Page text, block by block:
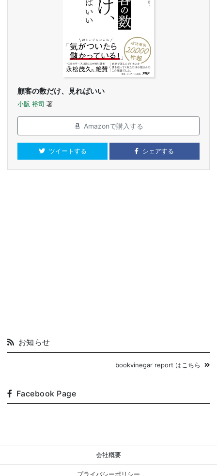
顧客の数だけ、見ればいい
小阪 裕司 著
Amazonで購入する
ツイートする シェアする
お知らせ
bookvinegar report はこちら
Facebook Page
会社概要
プライバシーポリシー